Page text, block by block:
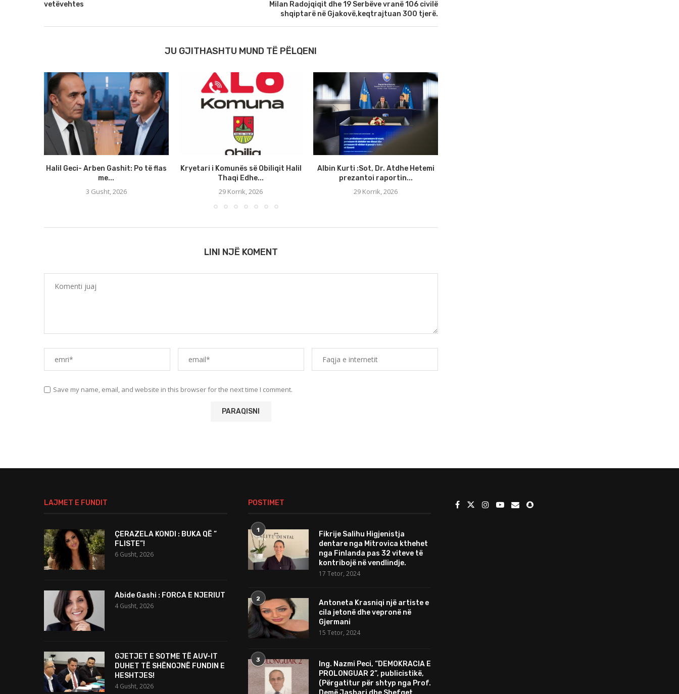
vetëvehtes
Milan Radojqiqit dhe 19 Serbëve vranë 106 civilë
shqiptarë në Gjakovë,keqtrajtuan 300 tjerë.
JU GJITHASHTU MUND TË PËLQENI
Halil Geci- Arben Gashit: Po të flas
me...
3 Gusht, 2026
Kryetari i Komunës së Obiliqit Halil
Thaqi Edhe...
29 Korrik, 2026
Albin Kurti :Sot, Dr. Atdhe Hetemi
prezantoi raportin...
29 Korrik, 2026
LINI NJË KOMENT
Save my name, email, and website in this browser for the next time I comment.
LAJMET E FUNDIT
ÇERAZELA KONDI : BUKA QË ”
FLISTE”!
6 Gusht, 2026
Abide Gashi : FORCA E NJERIUT
4 Gusht, 2026
GJETJET E SOTME TË AUV-IT
DUHET TË SHËNOJNË FUNDIN E
HESHTJES!
4 Gusht, 2026
POSTIMET
1
Fikrije Salihu Higjenistja
dentare nga Mitrovica kthehet
nga Finlanda pas 32 viteve të
kontribojë në vendlindje.
17 Tetor, 2024
2
Antoneta Krasniqi një artiste e
cila jetonë dhe vepronë në
Gjermani
15 Tetor, 2024
3
Ing. Nazmi Peci, “DEMOKRACIA E
PROLONGUAR 2”, publicistikë,
(Përgatitur për shtyp nga Prof.